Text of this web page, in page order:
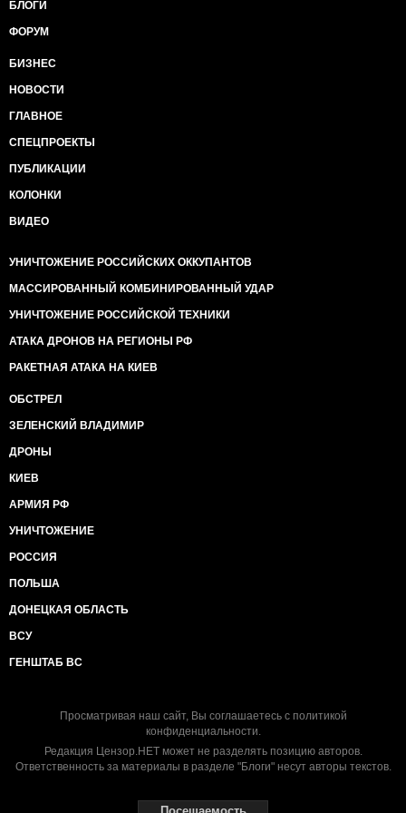
БЛОГИ
ФОРУМ
БИЗНЕС
НОВОСТИ
ГЛАВНОЕ
СПЕЦПРОЕКТЫ
ПУБЛИКАЦИИ
КОЛОНКИ
ВИДЕО
УНИЧТОЖЕНИЕ РОССИЙСКИХ ОККУПАНТОВ
МАССИРОВАННЫЙ КОМБИНИРОВАННЫЙ УДАР
УНИЧТОЖЕНИЕ РОССИЙСКОЙ ТЕХНИКИ
АТАКА ДРОНОВ НА РЕГИОНЫ РФ
РАКЕТНАЯ АТАКА НА КИЕВ
ОБСТРЕЛ
ЗЕЛЕНСКИЙ ВЛАДИМИР
ДРОНЫ
КИЕВ
АРМИЯ РФ
УНИЧТОЖЕНИЕ
РОССИЯ
ПОЛЬША
ДОНЕЦКАЯ ОБЛАСТЬ
ВСУ
ГЕНШТАБ ВС
Просматривая наш сайт, Вы соглашаетесь с политикой
конфиденциальности.
Редакция Цензор.НЕТ может не разделять позицию авторов.
Ответственность за материалы в разделе "Блоги" несут авторы текстов.